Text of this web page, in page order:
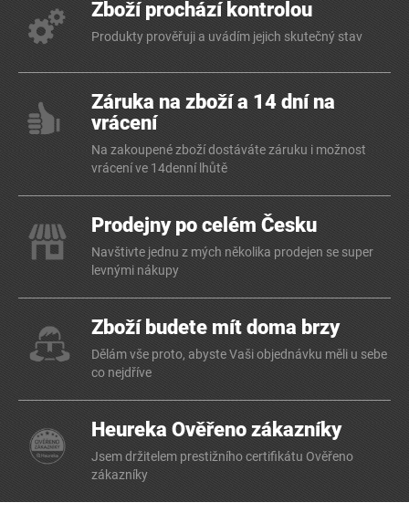
Zboží prochází kontrolou
Produkty prověřuji a uvádím jejich skutečný stav
Záruka na zboží a 14 dní na
vrácení
Na zakoupené zboží dostáváte záruku i možnost
vrácení ve 14denní lhůtě
Prodejny po celém Česku
Navštivte jednu z mých několika prodejen se super
levnými nákupy
Zboží budete mít doma brzy
Dělám vše proto, abyste Vaši objednávku měli u sebe
co nejdříve
Heureka Ověřeno zákazníky
Jsem držitelem prestižního certifikátu Ověřeno
zákazníky